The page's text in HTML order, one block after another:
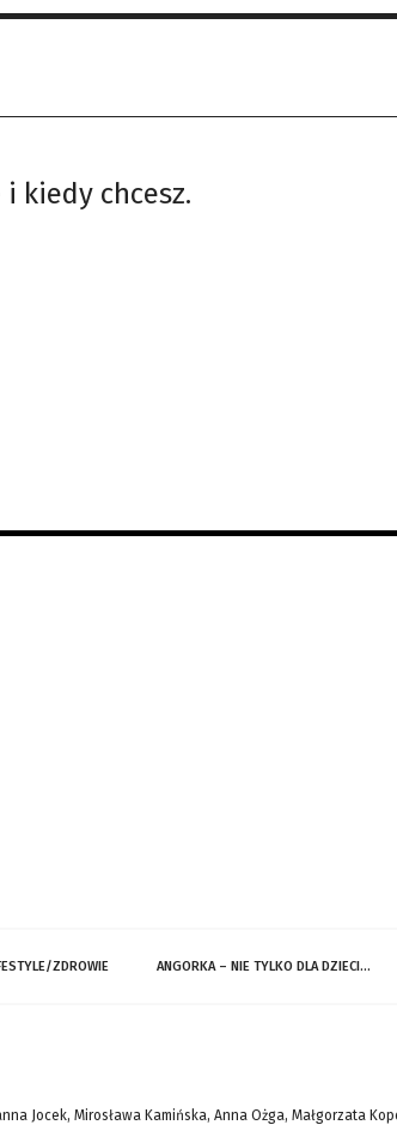
kiedy chcesz.
ZDROWIE ANGORKA – NIE TYLKO DLA DZIECI…
Jocek, Mirosława Kamińska, Anna Ożga, Małgorzata